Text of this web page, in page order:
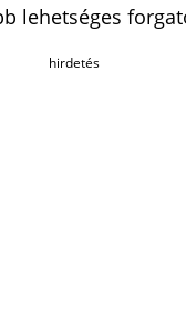
lehetséges
hirdetés